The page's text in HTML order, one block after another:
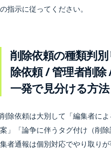
の指示に従ってください。
削除依頼の種類判
除依頼 / 管理者削
一発で見分ける方法
削除依頼は大別して「編集者に
案」「論争に伴うタグ付け（削
集者通報は個別対応でやり取り